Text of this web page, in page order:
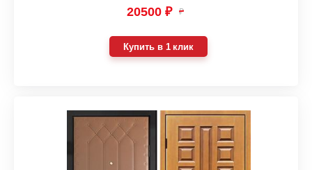
20500 ₽ ₽
Купить в 1 клик